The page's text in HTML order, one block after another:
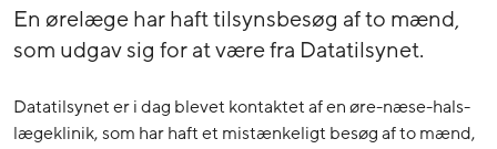
En ørelæge har haft tilsynsbesøg af to mænd,
som udgav sig for at være fra Datatilsynet.
Datatilsynet er i dag blevet kontaktet af en øre-næse-hals-
lægeklinik, som har haft et mistænkeligt besøg af to mænd,